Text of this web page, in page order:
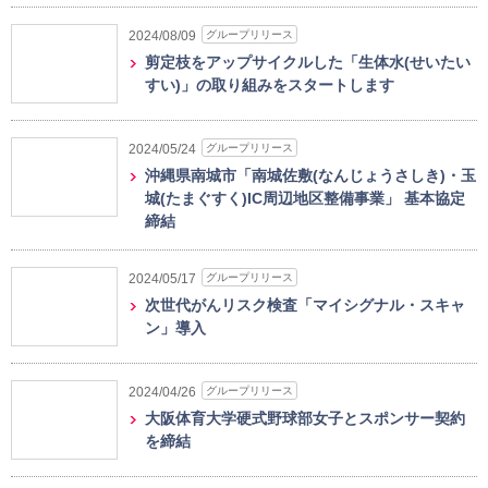
2024/08/09 グループリリース
剪定枝をアップサイクルした「生体水(せいたい
すい)」の取り組みをスタートします
2024/05/24 グループリリース
沖縄県南城市「南城佐敷(なんじょうさしき)・玉
城(たまぐすく)IC周辺地区整備事業」 基本協定
締結
2024/05/17 グループリリース
次世代がんリスク検査「マイシグナル・スキャ
ン」導入
2024/04/26 グループリリース
大阪体育大学硬式野球部女子とスポンサー契約
を締結